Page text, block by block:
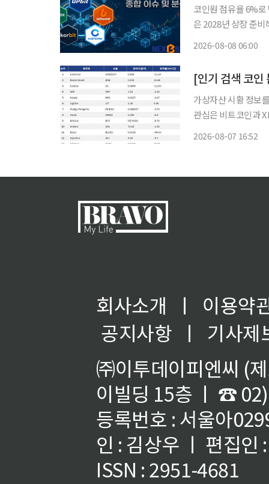
코인원 점유율 6%
은 2028년 상장 준비
2026-08-08 06:00
가상자산 시황 정보
관심은 비트코인과
2026-08-07 16:52
회사소개 ㅣ
이용약
공지사항
ㅣ
기사제
㈜이투데이피엔씨 (
이빌딩 15층 ㅣ ☎
등록번호 : 서울아
인 : 김상우 ㅣ 편집인
ISSN : 2951-4681